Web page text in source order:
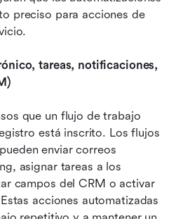
preciso para acciones de
tareas, notificaciones,
que un flujo de trabajo
está inscrito. Los flujos
enviar correos
asignar tareas a los
campos del CRM o activar
acciones automatizadas